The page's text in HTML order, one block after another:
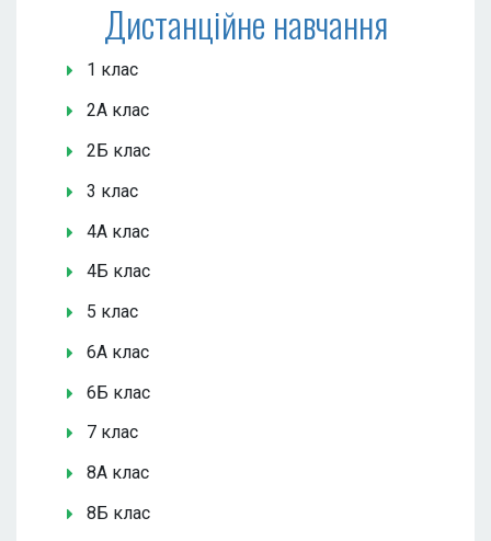
Дистанційне навчання
1 клас
2А клас
2Б клас
3 клас
4А клас
4Б клас
5 клас
6А клас
6Б клас
7 клас
8А клас
8Б клас